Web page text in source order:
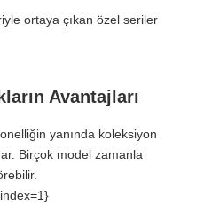
ortaya çıkan özel seriler
Avantajları
yanında koleksiyon
Birçok model zamanla